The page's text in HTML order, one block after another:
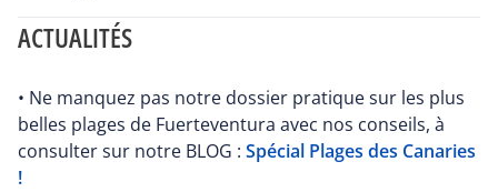
ACTUALITÉS
• Ne manquez pas notre dossier pratique sur les plus
belles plages de Fuerteventura avec nos conseils, à
consulter sur notre BLOG : Spécial Plages des Canaries
!